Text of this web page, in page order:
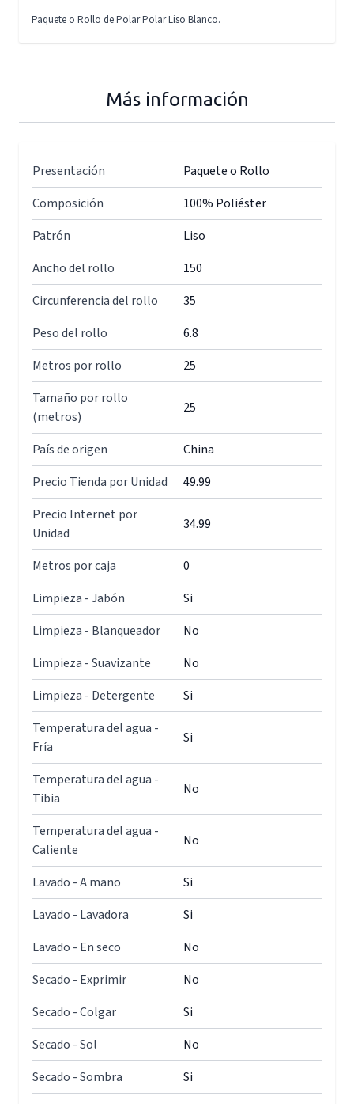
Paquete o Rollo de Polar Polar Liso Blanco.
Más información
Presentación
Paquete o Rollo
Composición
100% Poliéster
Patrón
Liso
Ancho del rollo
150
Circunferencia del rollo
35
Peso del rollo
6.8
Metros por rollo
25
Tamaño por rollo
(metros)
25
País de origen
China
Precio Tienda por Unidad
49.99
Precio Internet por
Unidad
34.99
Metros por caja
0
Limpieza - Jabón
Si
Limpieza - Blanqueador
No
Limpieza - Suavizante
No
Limpieza - Detergente
Si
Temperatura del agua -
Fría
Si
Temperatura del agua -
Tibia
No
Temperatura del agua -
Caliente
No
Lavado - A mano
Si
Lavado - Lavadora
Si
Lavado - En seco
No
Secado - Exprimir
No
Secado - Colgar
Si
Secado - Sol
No
Secado - Sombra
Si